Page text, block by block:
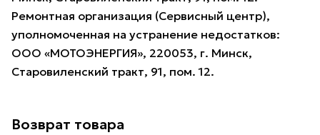
Ремонтная организация (Сервисный центр),
уполномоченная на устранение недостатков:
ООО «МОТОЭНЕРГИЯ», 220053, г. Минск,
Старовиленский тракт, 91, пом. 12.
Возврат товара